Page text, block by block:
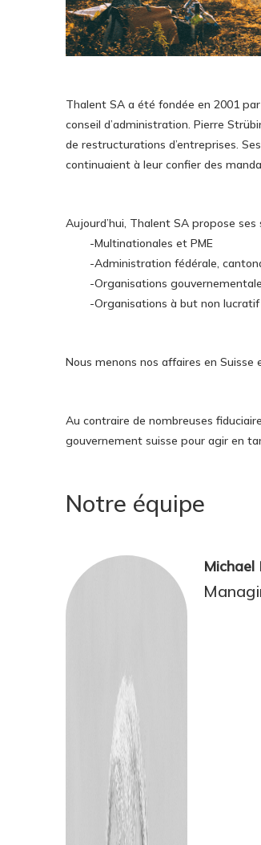
Thalent SA a été fondée en 2001
conseil d’administration. Pierre
de restructurations d’entreprises.
continuaient à leur confier des
Aujourd’hui, Thalent SA propose
-Multinationales et PME
-Administration fédérale,
-Organisations
-Organisations à but non lucratif
Nous menons nos affaires en Suisse
Au contraire de nombreuses
gouvernement suisse pour agir en
Notre équipe
Michael